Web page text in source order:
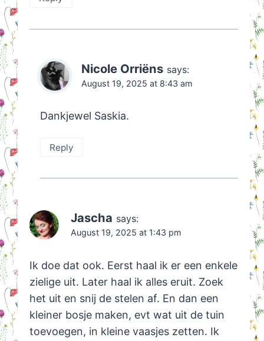
Nicole Orriëns says:
August 19, 2025 at 8:43 am
Dankjewel Saskia.
Reply
Jascha says:
August 19, 2025 at 1:43 pm
Ik doe dat ook. Eerst haal ik er een enkele
zielige uit. Later haal ik alles eruit. Zoek
het uit en snij de stelen af. En dan een
kleiner bosje maken, evt wat uit de tuin
toevoegen, in kleine vaasjes zetten. Ik